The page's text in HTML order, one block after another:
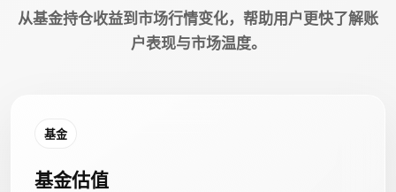
从基金持仓收益到市场行情变化，帮助用户更快了解账
户表现与市场温度。
基金
基金估值